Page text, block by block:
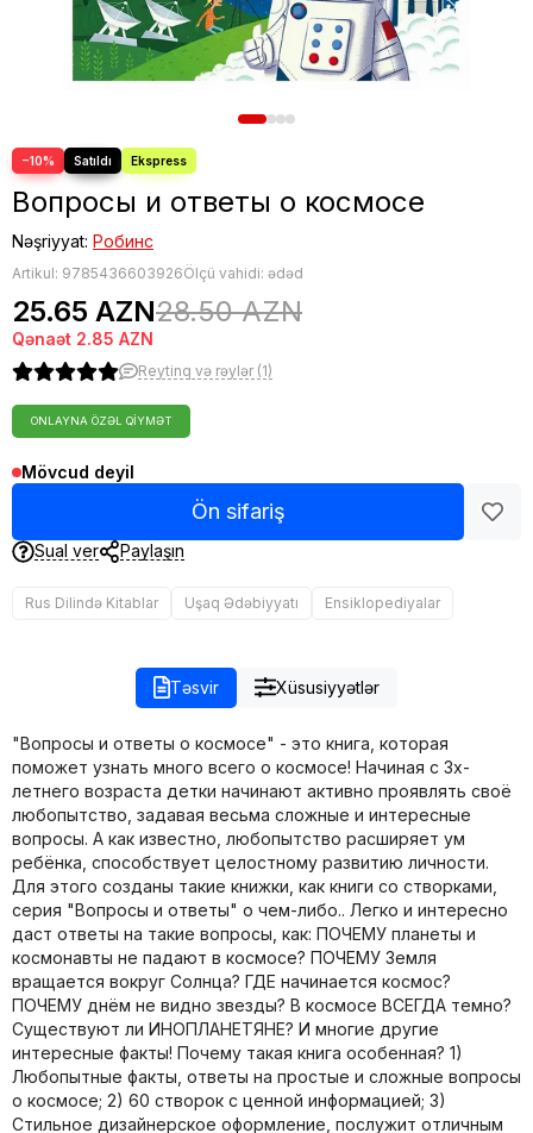
−10%
Вопросы и ответы о космосе
Nəşriyyat: Робинс
Artikul: 9785436603926Ölçü vahidi: ədəd
25.65 AZN28.50 AZN
Qənaət 2.85 AZN
Reytinq və rəylər (1)
ONLAYNA ÖZƏL QIYMƏT
Mövcud deyil
Ön sifariş
Sual ver Paylaşın
Rus Dilində Kitablar Uşaq Ədəbiyyatı Ensiklopediyalar
Təsvir Xüsusiyyətlər
"Вопросы и ответы о космосе" - это книга, которая
поможет узнать много всего о космосе! Начиная с 3х-
летнего возраста детки начинают активно проявлять своё
любопытство, задавая весьма сложные и интересные
вопросы. А как известно, любопытство расширяет ум
ребёнка, способствует целостному развитию личности.
Для этого созданы такие книжки, как книги со створками,
серия "Вопросы и ответы" о чем-либо.. Легко и интересно
даст ответы на такие вопросы, как: ПОЧЕМУ планеты и
космонавты не падают в космосе? ПОЧЕМУ Земля
вращается вокруг Солнца? ГДЕ начинается космос?
ПОЧЕМУ днём не видно звезды? В космосе ВСЕГДА темно?
Существуют ли ИНОПЛАНЕТЯНЕ? И многие другие
интересные факты! Почему такая книга особенная? 1)
Любопытные факты, ответы на простые и сложные вопросы
о космосе; 2) 60 створок с ценной информацией; 3)
Стильное дизайнерское оформление, послужит отличным